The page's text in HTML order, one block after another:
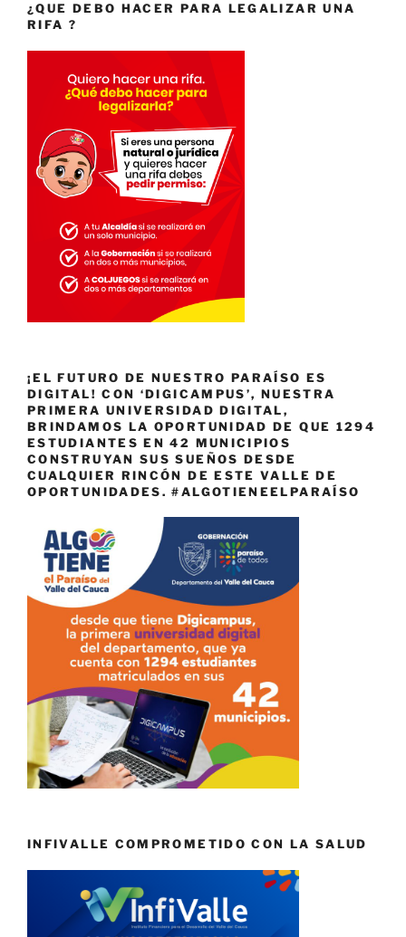
¿QUE DEBO HACER PARA LEGALIZAR UNA
RIFA ?
¡EL FUTURO DE NUESTRO PARAÍSO ES
DIGITAL! CON ‘DIGICAMPUS’, NUESTRA
PRIMERA UNIVERSIDAD DIGITAL,
BRINDAMOS LA OPORTUNIDAD DE QUE 1294
ESTUDIANTES EN 42 MUNICIPIOS
CONSTRUYAN SUS SUEÑOS DESDE
CUALQUIER RINCÓN DE ESTE VALLE DE
OPORTUNIDADES. #ALGOTIENEELPARAÍSO
INFIVALLE COMPROMETIDO CON LA SALUD